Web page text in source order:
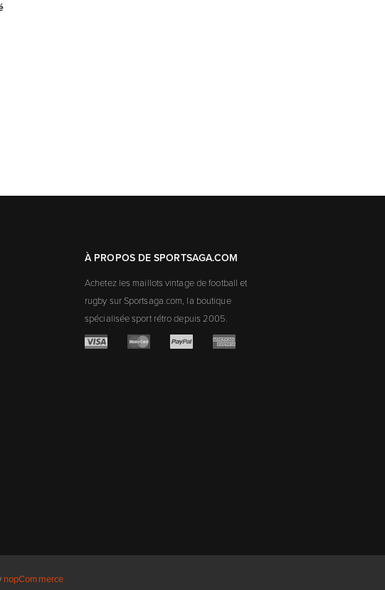
À PROPOS DE SPORTSAGA.COM
Achetez les maillots vintage de football et
rugby sur Sportsaga.com, la boutique
spécialisée sport rétro depuis 2005.
nopCommerce